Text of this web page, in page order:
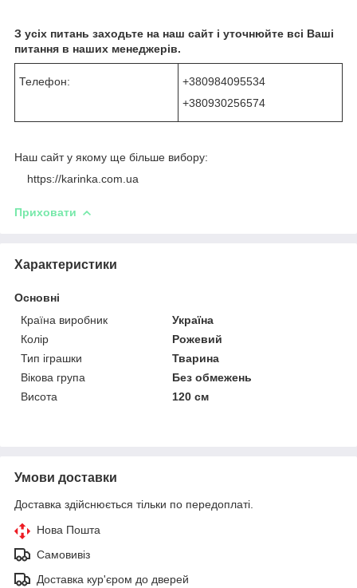
З усіх питань заходьте на наш сайт і уточнюйте всі Ваші
питання в наших менеджерів.
Телефон:
+380984095534
+380930256574
Наш сайт у якому ще більше вибору:
https://karinka.com.ua
Приховати
Характеристики
Основні
Країна виробник
Україна
Колір
Рожевий
Тип іграшки
Тварина
Вікова група
Без обмежень
Висота
120 см
Умови доставки
Доставка здійснюється тільки по передоплаті.
Нова Пошта
Самовивіз
Доставка кур'єром до дверей